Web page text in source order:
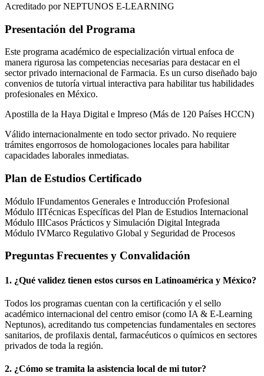
Acreditado por NEPTUNOS E-LEARNING
Presentación del Programa
Este programa académico de especialización virtual enfoca de
manera rigurosa las competencias necesarias para destacar en el
sector privado internacional de Farmacia. Es un curso diseñado bajo
convenios de tutoría virtual interactiva para habilitar tus habilidades
profesionales en México.
Apostilla de la Haya Digital e Impreso (Más de 120 Países HCCN)
Válido internacionalmente en todo sector privado. No requiere
trámites engorrosos de homologaciones locales para habilitar
capacidades laborales inmediatas.
Plan de Estudios Certificado
Módulo IFundamentos Generales e Introducción Profesional
Módulo IITécnicas Específicas del Plan de Estudios Internacional
Módulo IIICasos Prácticos y Simulación Digital Integrada
Módulo IVMarco Regulativo Global y Seguridad de Procesos
Preguntas Frecuentes y Convalidación
1. ¿Qué validez tienen estos cursos en Latinoamérica y México?
Todos los programas cuentan con la certificación y el sello
académico internacional del centro emisor (como IA & E-Learning
Neptunos), acreditando tus competencias fundamentales en sectores
sanitarios, de profilaxis dental, farmacéuticos o químicos en sectores
privados de toda la región.
2. ¿Cómo se tramita la asistencia local de mi tutor?